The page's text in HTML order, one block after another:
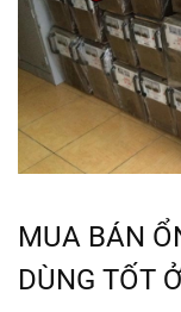
MUA BÁN
DÙNG TỐT